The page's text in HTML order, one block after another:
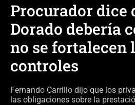
Procurador dice
Dorado debería
no se fortalecen
controles
Fernando Carrillo dijo que los
las obligaciones sobre la